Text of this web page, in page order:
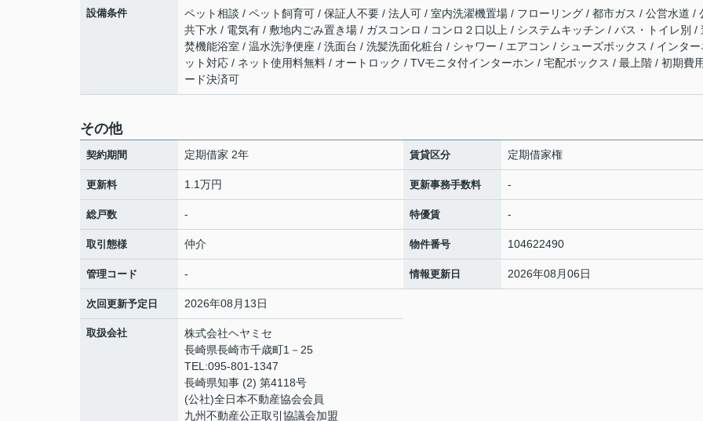
設備条件
ペット相談 / ペット飼育可 / 保証人不要 / 法人可 / 室内洗濯機置場 / フローリング / 都市ガス / 公営水道 /
共下水 / 電気有 / 敷地内ごみ置き場 / ガスコンロ / コンロ２口以上 / システムキッチン / バス・トイレ別 /
焚機能浴室 / 温水洗浄便座 / 洗面台 / 洗髪洗面化粧台 / シャワー / エアコン / シューズボックス / インター
ット対応 / ネット使用料無料 / オートロック / TVモニタ付インターホン / 宅配ボックス / 最上階 / 初期費
ード決済可
その他
契約期間 定期借家 2年 賃貸区分 定期借家権
更新料 1.1万円 更新事務手数料 -
総戸数 - 特優賃 -
取引態様 仲介 物件番号 104622490
管理コード - 情報更新日 2026年08月06日
次回更新予定日 2026年08月13日
取扱会社
株式会社ヘヤミセ
長崎県長崎市千歳町1－25
TEL:095-801-1347
長崎県知事 (2) 第4118号
(公社)全日本不動産協会会員
九州不動産公正取引協議会加盟